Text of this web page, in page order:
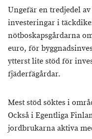
Ungefär en tredjedel
investeringar i
nötboskapsgårdarna
euro, för
ytterst lite stöd för
fjäderfägårdar.
Mest stöd söktes i
Också i Egentliga
jordbrukarna aktiva